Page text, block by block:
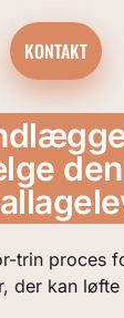
KONTAKT
trin proces
der kan